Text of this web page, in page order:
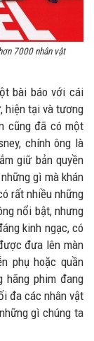
7000 nhân vật
bài báo với cái
hiện tại và tương
cũng đã có một
chính ông là
giữ bản quyền
gì mà khán
rất nhiều những
nổi bật, nhưng
kinh ngạc, có
đưa lên màn
phụ hoặc quần
hãng phim đang
đa các nhân vật
gì chúng ta